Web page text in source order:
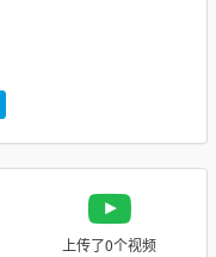
上传了0个视频